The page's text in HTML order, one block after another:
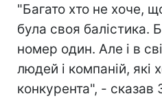
"Багато хто не хоче,
була своя балістика.
номер один. Але і в
людей і компаній, які
конкурента", - сказав